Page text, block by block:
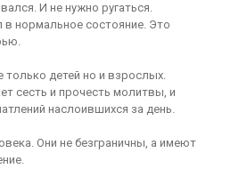
И не нужно ругаться.
в нормальное состояние. Это
только детей но и взрослых.
сесть и прочесть молитвы, и
наслоившихся за день.
Они не безграничны, а имеют